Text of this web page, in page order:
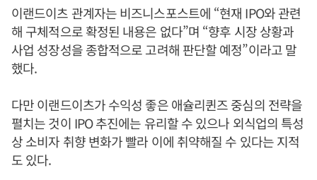
이랜드이츠 관계자는 비즈니스포스트에 “현재 IPO와 관련
해 구체적으로 확정된 내용은 없다”며 “향후 시장 상황과
사업 성장성을 종합적으로 고려해 판단할 예정”이라고 말
했다.
다만 이랜드이츠가 수익성 좋은 애슐리퀸즈 중심의 전략을
펼치는 것이 IPO 추진에는 유리할 수 있으나 외식업의 특성
상 소비자 취향 변화가 빨라 이에 취약해질 수 있다는 지적
도 있다.